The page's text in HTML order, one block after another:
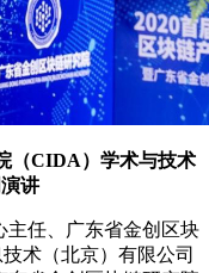
（CIDA）学术与技术
讲
任、广东省金创区块
术（北京）有限公司